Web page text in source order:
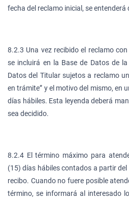
fecha del reclamo inicial, se
8.2.3 Una vez recibido el reclamo
se incluirá en la Base de Datos de
Datos del Titular sujetos a reclamo
en trámite” y el motivo del mismo, en
días hábiles. Esta leyenda deberá
sea decidido.
8.2.4 El término máximo para
(15) días hábiles contados a partir
recibo. Cuando no fuere posible
término, se informará al interesado